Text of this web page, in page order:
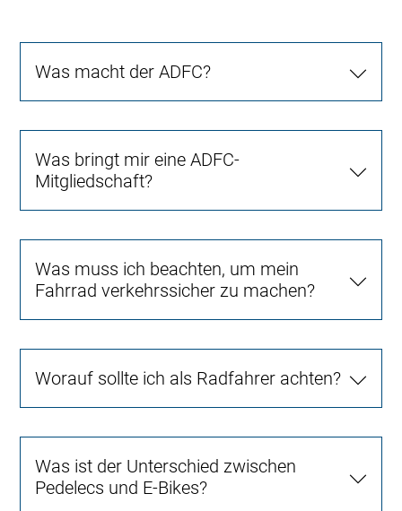
Was macht der ADFC?
Was bringt mir eine ADFC-
Mitgliedschaft?
Was muss ich beachten, um mein
Fahrrad verkehrssicher zu machen?
Worauf sollte ich als Radfahrer achten?
Was ist der Unterschied zwischen
Pedelecs und E-Bikes?